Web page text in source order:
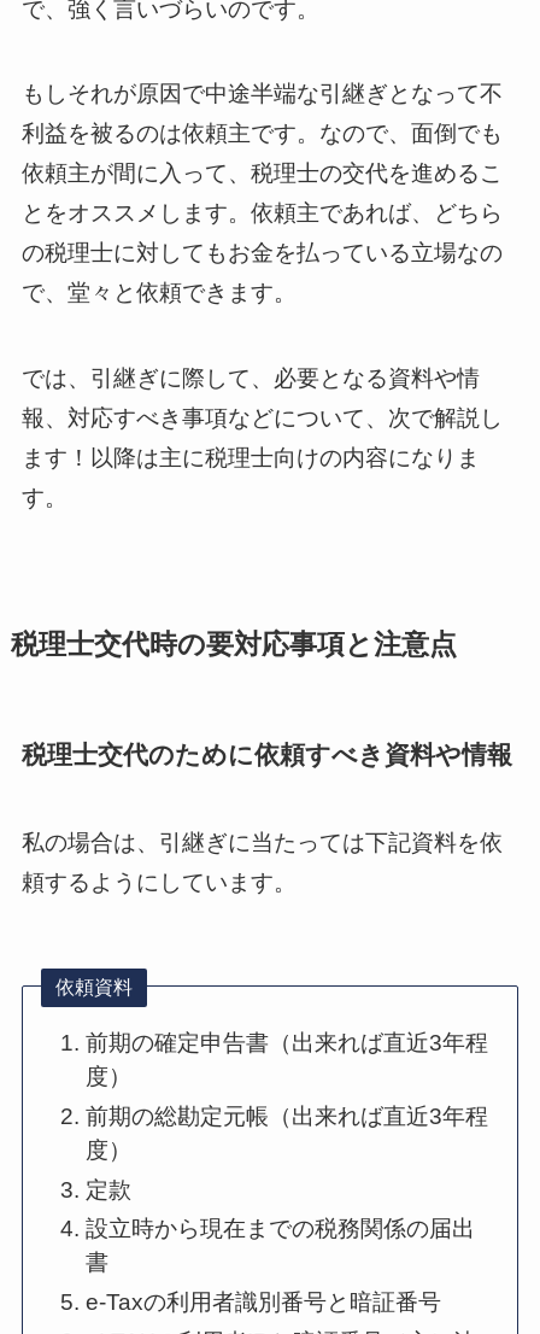
で、強く言いづらいのです。
もしそれが原因で中途半端な引継ぎとなって不
利益を被るのは依頼主です。なので、面倒でも
依頼主が間に入って、税理士の交代を進めるこ
とをオススメします。依頼主であれば、どちら
の税理士に対してもお金を払っている立場なの
で、堂々と依頼できます。
では、引継ぎに際して、必要となる資料や情
報、対応すべき事項などについて、次で解説し
ます！以降は主に税理士向けの内容になりま
す。
税理士交代時の要対応事項と注意点
税理士交代のために依頼すべき資料や情報
私の場合は、引継ぎに当たっては下記資料を依
頼するようにしています。
依頼資料
前期の確定申告書（出来れば直近3年程
度）
前期の総勘定元帳（出来れば直近3年程
度）
定款
設立時から現在までの税務関係の届出
書
e-Taxの利用者識別番号と暗証番号